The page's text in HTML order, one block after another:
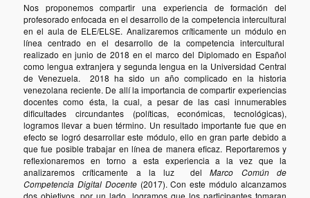
Nos proponemos compartir una experiencia de formación del
profesorado enfocada en el desarrollo de la competencia intercultural
en el aula de ELE/ELSE. Analizaremos críticamente un módulo en
línea centrado en el desarrollo de la competencia intercultural
realizado en junio de 2018 en el marco del Diplomado en Español
como lengua extranjera y segunda lengua en la Universidad Central
de Venezuela. 2018 ha sido un año complicado en la historia
venezolana reciente. De allí la importancia de compartir experiencias
docentes como ésta, la cual, a pesar de las casi innumerables
dificultades circundantes (políticas, económicas, tecnológicas),
logramos llevar a buen término. Un resultado importante fue que en
efecto se logró desarrollar este módulo, ello en gran parte debido a
que fue posible trabajar en línea de manera eficaz. Reportaremos y
reflexionaremos en torno a esta experiencia a la vez que la
analizaremos críticamente a la luz delMarco Común de
Competencia Digital Docente(2017). Con este módulo alcanzamos
dos objetivos, por un lado, logramos que los participantes tomaran